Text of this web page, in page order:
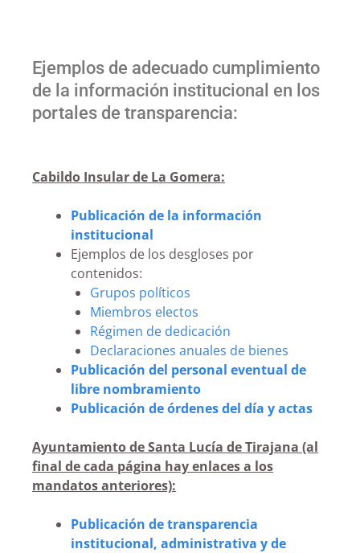
Ejemplos de adecuado cumplimiento
de la información institucional en los
portales de transparencia:
Cabildo Insular de La Gomera:
Publicación de la información
institucional
Ejemplos de los desgloses por
contenidos:
Grupos políticos
Miembros electos
Régimen de dedicación
Declaraciones anuales de bienes
Publicación del personal eventual de
libre nombramiento
Publicación de órdenes del día y actas
Ayuntamiento de Santa Lucía de Tirajana (al
final de cada página hay enlaces a los
mandatos anteriores):
Publicación de transparencia
institucional, administrativa y de